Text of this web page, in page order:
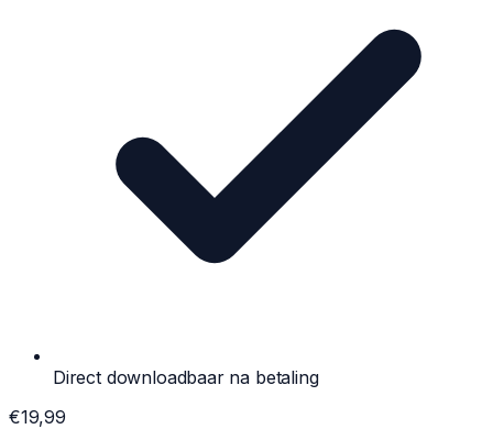
Direct downloadbaar na betaling
€19,99